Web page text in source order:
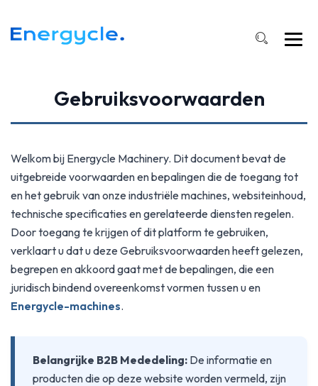
Gebruiksvoorwaarden
Welkom bij Energycle Machinery. Dit document bevat de
uitgebreide voorwaarden en bepalingen die de toegang tot
en het gebruik van onze industriële machines, websiteinhoud,
technische specificaties en gerelateerde diensten regelen.
Door toegang te krijgen of dit platform te gebruiken,
verklaart u dat u deze Gebruiksvoorwaarden heeft gelezen,
begrepen en akkoord gaat met de bepalingen, die een
juridisch bindend overeenkomst vormen tussen u en
Energycle-machines.
Belangrijke B2B Mededeling: De informatie en
producten die op deze website worden vermeld, zijn